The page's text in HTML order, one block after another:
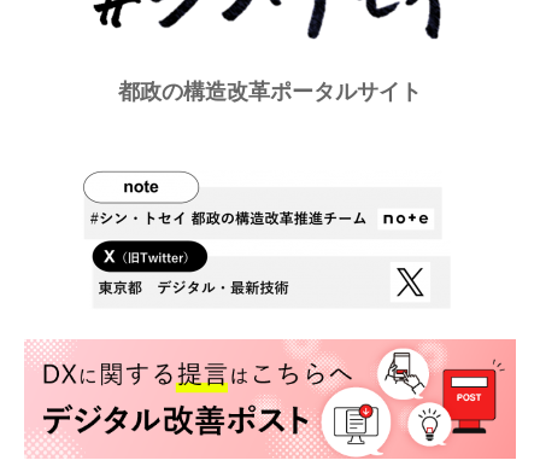
都政の構造改革ポータルサイト